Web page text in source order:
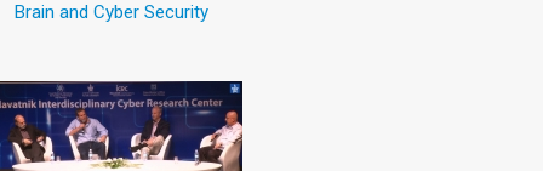
Brain and Cyber Security